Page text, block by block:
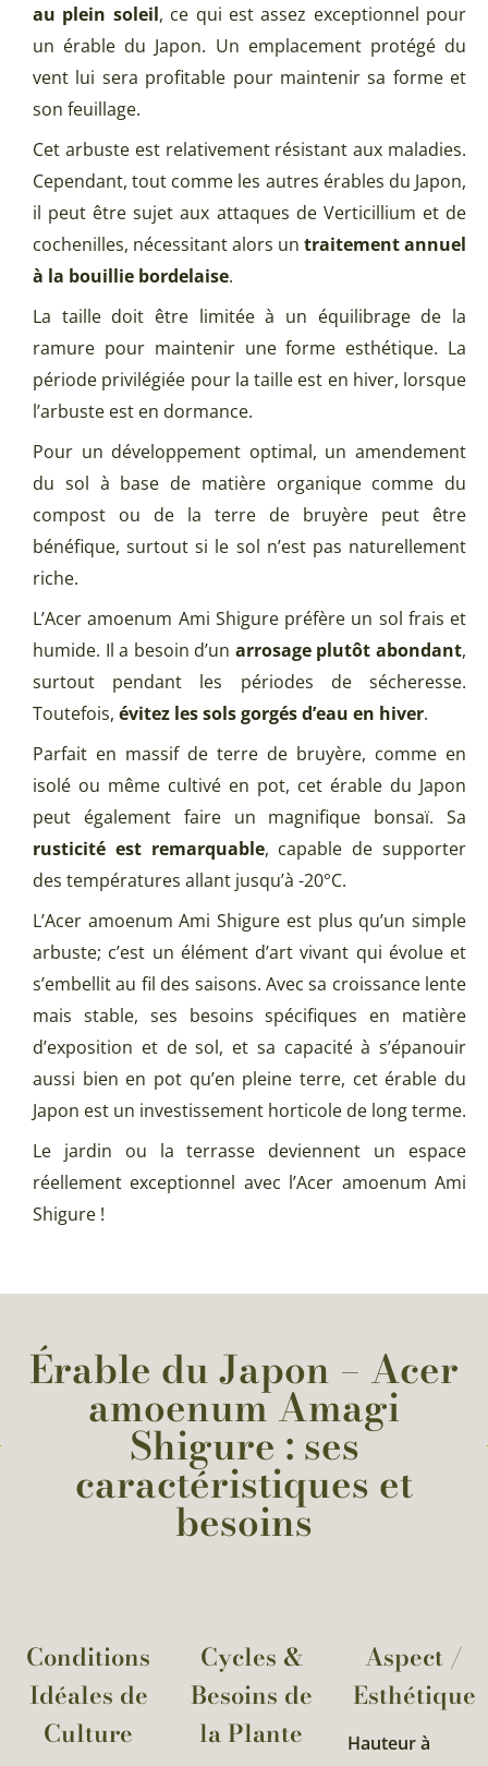
au plein soleil, ce qui est assez exceptionnel pour
un érable du Japon. Un emplacement protégé du
vent lui sera profitable pour maintenir sa forme et
son feuillage.
Cet arbuste est relativement résistant aux maladies.
Cependant, tout comme les autres érables du Japon,
il peut être sujet aux attaques de Verticillium et de
cochenilles, nécessitant alors un traitement annuel
à la bouillie bordelaise.
La taille doit être limitée à un équilibrage de la
ramure pour maintenir une forme esthétique. La
période privilégiée pour la taille est en hiver, lorsque
l’arbuste est en dormance.
Pour un développement optimal, un amendement
du sol à base de matière organique comme du
compost ou de la terre de bruyère peut être
bénéfique, surtout si le sol n’est pas naturellement
riche.
L’Acer amoenum Ami Shigure préfère un sol frais et
humide. Il a besoin d’un arrosage plutôt abondant,
surtout pendant les périodes de sécheresse.
Toutefois, évitez les sols gorgés d’eau en hiver.
Parfait en massif de terre de bruyère, comme en
isolé ou même cultivé en pot, cet érable du Japon
peut également faire un magnifique bonsaï. Sa
rusticité est remarquable, capable de supporter
des températures allant jusqu’à -20°C.
L’Acer amoenum Ami Shigure est plus qu’un simple
arbuste; c’est un élément d’art vivant qui évolue et
s’embellit au fil des saisons. Avec sa croissance lente
mais stable, ses besoins spécifiques en matière
d’exposition et de sol, et sa capacité à s’épanouir
aussi bien en pot qu’en pleine terre, cet érable du
Japon est un investissement horticole de long terme.
Le jardin ou la terrasse deviennent un espace
réellement exceptionnel avec l’Acer amoenum Ami
Shigure !
Érable du Japon – Acer
amoenum Amagi
Shigure : ses
caractéristiques et
besoins
Conditions
Idéales de
Culture
Cycles &
Besoins de
la Plante​
Aspect /
Esthétique
Hauteur à